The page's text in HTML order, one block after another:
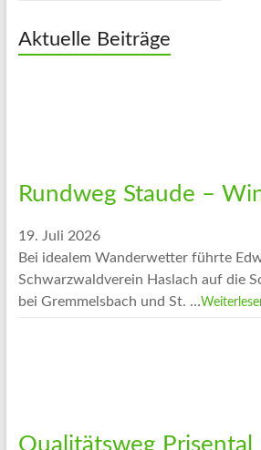
Aktuelle Beiträge
Rundweg Staude –
19. Juli 2026
Bei idealem Wanderwetter führte
Schwarzwaldverein Haslach auf die
bei Gremmelsbach und St. …
Qualitätsweg Prisental